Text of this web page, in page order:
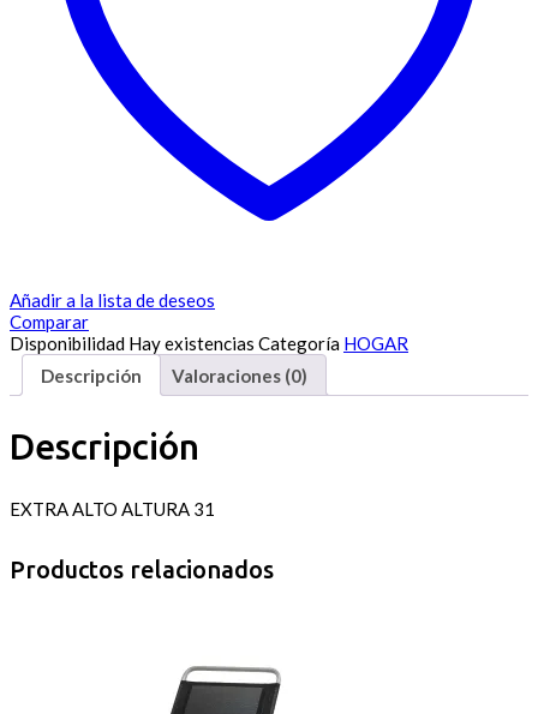
Añadir a la lista de deseos
Comparar
Disponibilidad Hay existencias Categoría HOGAR
Descripción
Valoraciones (0)
Descripción
EXTRA ALTO ALTURA 31
Productos relacionados